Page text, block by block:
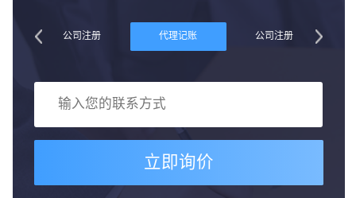
公司注册 代理记账 公司注册
立即询价